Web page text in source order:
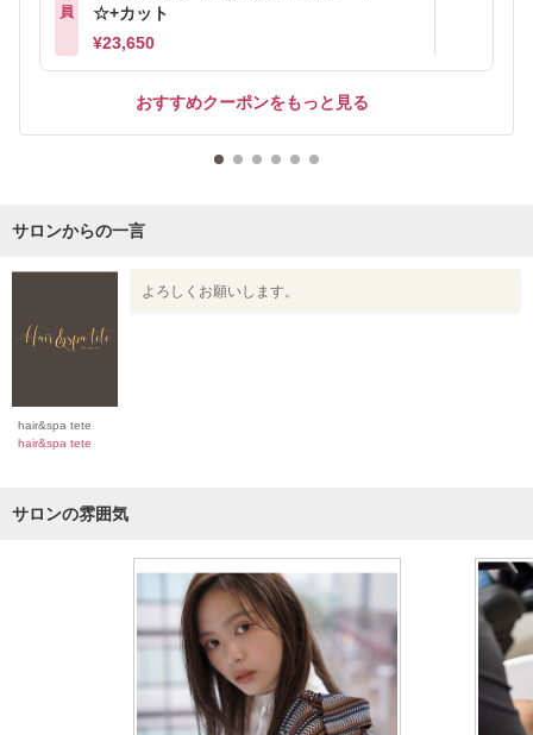
員
☆+カット
¥23,650
おすすめクーポンをもっと見る
サロンからの一言
hair&spa tete
hair&spa tete
よろしくお願いします。
サロンの雰囲気